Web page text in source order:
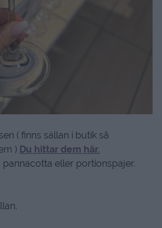
( finns sällan i butik så
) Du hittar dem här.
eller portionspajer.